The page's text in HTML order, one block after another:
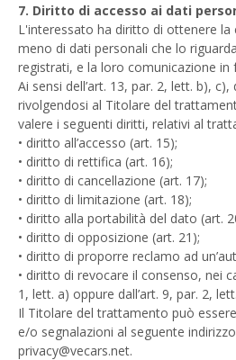
7. Diritto di accesso ai dati
L'interessato ha diritto di ottenere la
meno di dati personali che lo
registrati, e la loro comunicazione in
Ai sensi dell’art. 13, par. 2, lett. b),
rivolgendosi al Titolare del
valere i seguenti diritti, relativi al
• diritto all’accesso (art. 15);
• diritto di rettifica (art. 16);
• diritto di cancellazione (art. 17);
• diritto di limitazione (art. 18);
• diritto alla portabilità del dato (art.
• diritto di opposizione (art. 21);
• diritto di proporre reclamo ad
• diritto di revocare il consenso, nei
1, lett. a) oppure dall’art. 9, par. 2,
Il Titolare del trattamento può
e/o segnalazioni al seguente
privacy@vecars.net.